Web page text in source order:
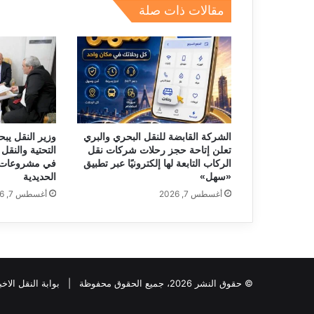
k
مقالات ذات صلة
الشركة القابضة للنقل البحري والبري
تعلن إتاحة حجز رحلات شركات نقل
الركاب التابعة لها إلكترونيًا عبر تطبيق
«سهل»
أغسطس 7, 2026
وزير النقل
التحتية
في
الحديدية
أغسطس 7, 2026
© حقوق النشر 2026، جميع الحقوق محفوظة | بوابة النقل